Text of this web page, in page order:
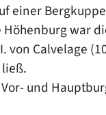
einer
war
von Calvelage
und